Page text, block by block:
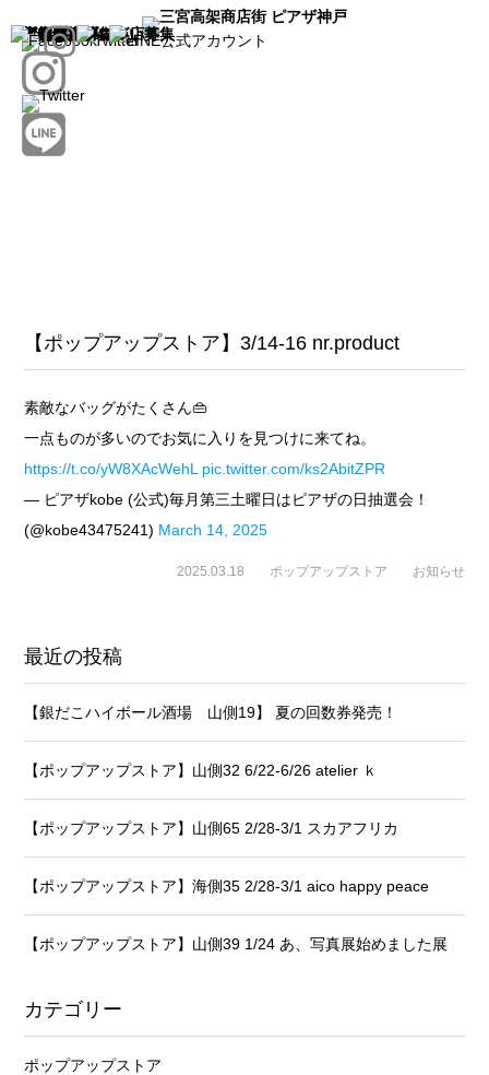
トップ
お知らせ
お店を探す
新店舗
店舗一覧
店舗マップ
店舗紹介ブログ
ピアザ神戸について
イベント
ピアザマルシェ
ピアザの日
ポップアップ出店募集
新規出店募集
【ポップアップストア】3/14-16 nr.product
素敵なバッグがたくさん👜
一点ものが多いのでお気に入りを見つけに来てね。
https://t.co/yW8XAcWehL pic.twitter.com/ks2AbitZPR
— ピアザkobe (公式)毎月第三土曜日はピアザの日抽選会！
(@kobe43475241) March 14, 2025
2025.03.18 ポップアップストア お知らせ
最近の投稿
【銀だこハイボール酒場 山側19】 夏の回数券発売！
【ポップアップストア】山側32 6/22-6/26 atelier ｋ
【ポップアップストア】山側65 2/28-3/1 スカアフリカ
【ポップアップストア】海側35 2/28-3/1 aico happy peace
【ポップアップストア】山側39 1/24 あ、写真展始めました展
カテゴリー
ポップアップストア